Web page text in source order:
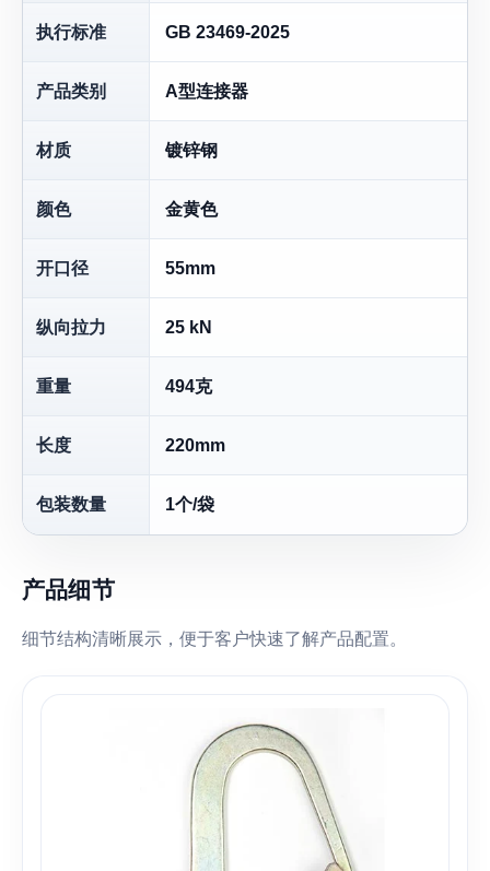
执行标准 GB 23469-2025
产品类别 A型连接器
材质 镀锌钢
颜色 金黄色
开口径 55mm
纵向拉力 25 kN
重量 494克
长度 220mm
包装数量 1个/袋
产品细节
细节结构清晰展示，便于客户快速了解产品配置。